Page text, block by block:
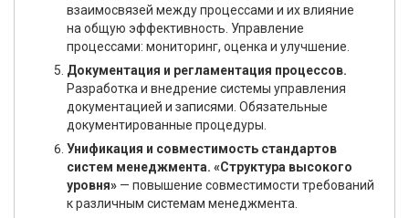
взаимосвязей между процессами и их влияние
на общую эффективность. Управление
процессами: мониторинг, оценка и улучшение.
Документация и регламентация процессов.
Разработка и внедрение системы управления
документацией и записями. Обязательные
документированные процедуры.
Унификация и совместимость стандартов
систем менеджмента. «Структура высокого
уровня» — повышение совместимости требований
к различным системам менеджмента.